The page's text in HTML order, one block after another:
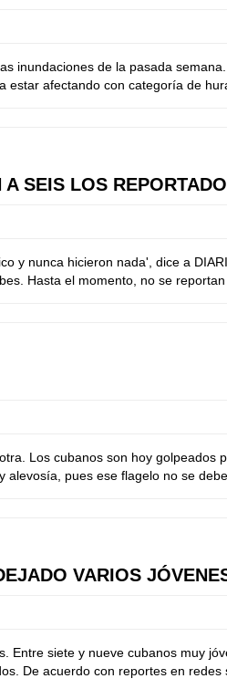
inundaciones de la pasada
afectando con categoría de
SEIS LOS
y nunca hicieron nada', dice a
Hasta el momento, no se
Los cubanos son hoy golpeados
pues ese flagelo no se
VARIOS
siete y nueve cubanos muy
De acuerdo con reportes en redes